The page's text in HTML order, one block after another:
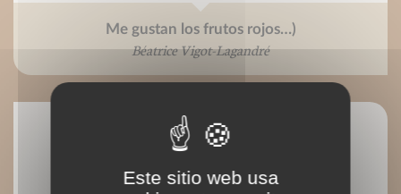
Me gustan los frutos rojos…)
Béatrice Vigot-Lagandré
Este sitio web usa